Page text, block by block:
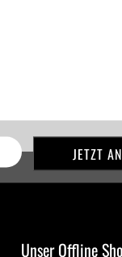
Unser Offline